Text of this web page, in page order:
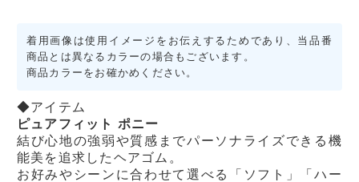
着用画像は使用イメージをお伝えするためであり、当品番
商品とは異なるカラーの場合もございます。
商品カラーをお確かめください。
◆アイテム
ピュアフィット ポニー
結び心地の強弱や質感までパーソナライズできる機
能美を追求したヘアゴム。
お好みやシーンに合わせて選べる「ソフト」「ハー